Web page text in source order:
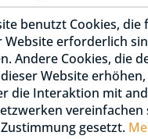
Unterstützung und
(0) 451/40883-25 ,
kannst du ganz einfach
nutzen.
benutzt Cookies,
Website erforderlich
Andere Cookies, die
Website
die Interaktion mit
gesetzt.